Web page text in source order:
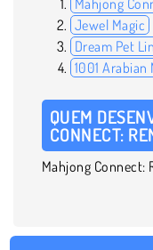
Jewel Magic
Dream Pet
1001 Arabian
QUEM
CONNECT:
Mahjong Connect: